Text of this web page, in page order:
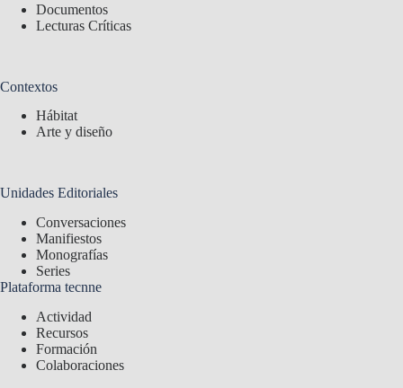
Documentos
Lecturas Críticas
Contextos
Hábitat
Arte y diseño
Unidades Editoriales
Conversaciones
Manifiestos
Monografías
Series
Plataforma tecnne
Actividad
Recursos
Formación
Colaboraciones